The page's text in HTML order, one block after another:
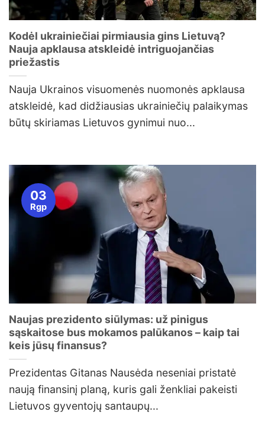
Kodėl ukrainiečiai pirmiausia gins Lietuvą?
Nauja apklausa atskleidė intriguojančias
priežastis
Nauja Ukrainos visuomenės nuomonės apklausa
atskleidė, kad didžiausias ukrainiečių palaikymas
būtų skiriamas Lietuvos gynimui nuo...
Naujas prezidento siūlymas: už pinigus
sąskaitose bus mokamos palūkanos – kaip tai
keis jūsų finansus?
Prezidentas Gitanas Nausėda neseniai pristatė
naują finansinį planą, kuris gali ženkliai pakeisti
Lietuvos gyventojų santaupų...
03
Rgp